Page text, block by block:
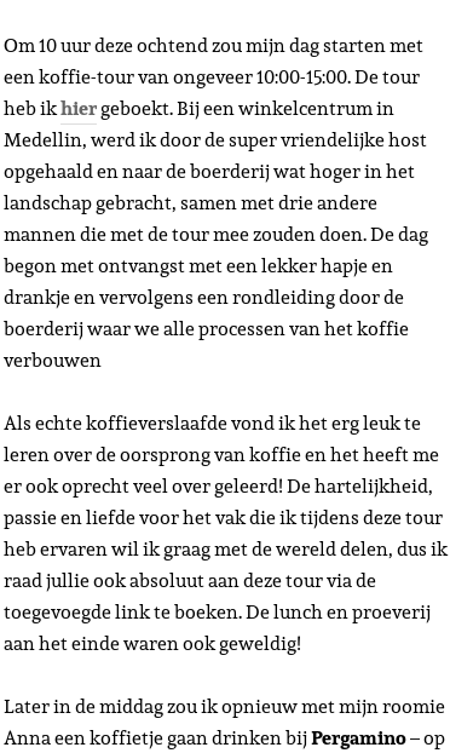
Om 10 uur deze ochtend zou mijn dag starten met
een koffie-tour van ongeveer 10:00-15:00. De tour
heb ikhiergeboekt. Bij een winkelcentrum in
Medellin, werd ik door de super vriendelijke host
opgehaald en naar de boerderij wat hoger in het
landschap gebracht, samen met drie andere
mannen die met de tour mee zouden doen. De dag
begon met ontvangst met een lekker hapje en
drankje en vervolgens een rondleiding door de
boerderij waar we alle processen van het koffie
verbouwen
Als echte koffieverslaafde vond ik het erg leuk te
leren over de oorsprong van koffie en het heeft me
er ook oprecht veel over geleerd! De hartelijkheid,
passie en liefde voor het vak die ik tijdens deze tour
heb ervaren wil ik graag met de wereld delen, dus ik
raad jullie ook absoluut aan deze tour via de
toegevoegde link te boeken. De lunch en proeverij
aan het einde waren ook geweldig!
Later in de middag zou ik opnieuw met mijn roomie
Anna een koffietje gaan drinken bijPergamino– op